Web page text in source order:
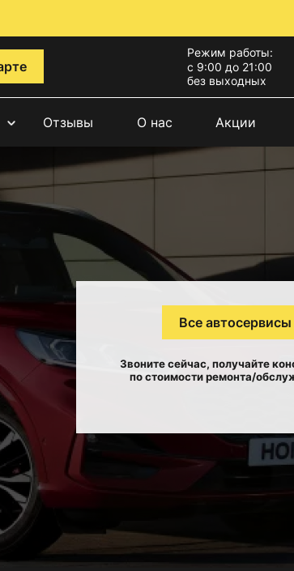
Режим работы:
с 9:00 до 21:00
без выходных
Отзывы О нас Акции
Все автосервисы
Звоните сейчас, получайте
по стоимости ремонта/